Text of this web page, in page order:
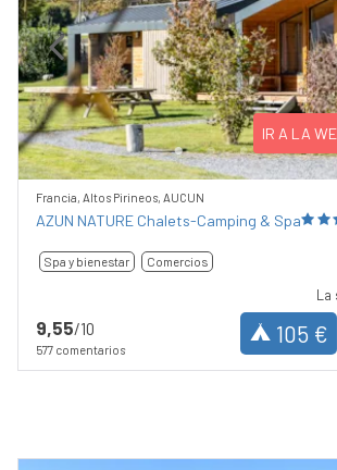
Previous
IR A LA
Francia, Altos Pirineos, AUCUN
AZUN NATURE Chalets-Camping & Spa
Spa y bienestar Comercios
9,55/10
577 comentarios
La
105 €